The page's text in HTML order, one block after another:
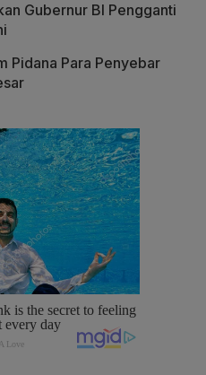
Gubernur BI Pengganti
Pidana Para Penyebar